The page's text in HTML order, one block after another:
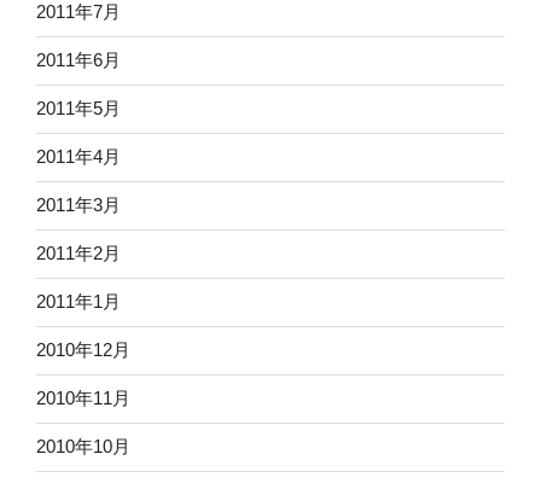
2011年7月
2011年6月
2011年5月
2011年4月
2011年3月
2011年2月
2011年1月
2010年12月
2010年11月
2010年10月